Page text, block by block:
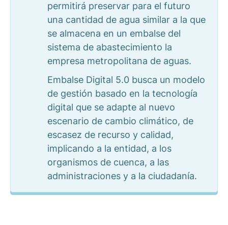
permitirá preservar para el futuro
una cantidad de agua similar a la que
se almacena en un embalse del
sistema de abastecimiento la
empresa metropolitana de aguas.
Embalse Digital 5.0 busca un modelo
de gestión basado en la tecnología
digital que se adapte al nuevo
escenario de cambio climático, de
escasez de recurso y calidad,
implicando a la entidad, a los
organismos de cuenca, a las
administraciones y a la ciudadanía.